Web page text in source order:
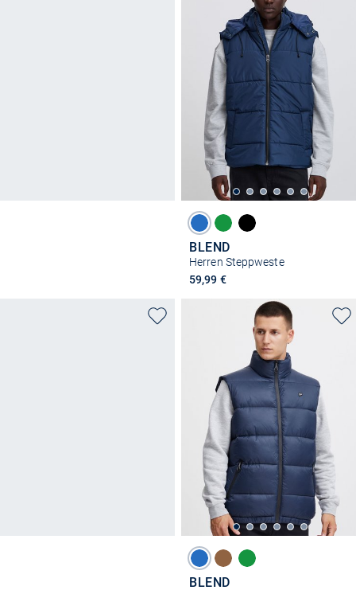
BLEND
Herren Steppweste
59,99 €
BLEND